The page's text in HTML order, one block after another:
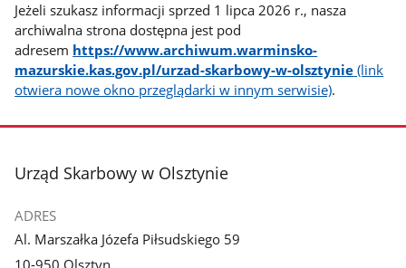
Jeżeli szukasz informacji sprzed 1 lipca 2026 r., nasza
archiwalna strona dostępna jest pod
adresem https://www.archiwum.warminsko-
mazurskie.kas.gov.pl/urzad-skarbowy-w-olsztynie (link
otwiera nowe okno przeglądarki w innym serwisie).
stopka
Urząd Skarbowy w Olsztynie
ADRES
Al. Marszałka Józefa Piłsudskiego 59
10-950 Olsztyn